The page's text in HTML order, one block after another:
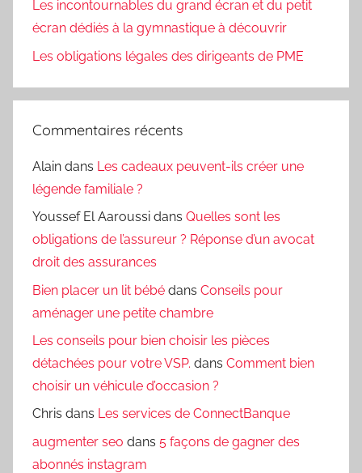
Les incontournables du grand écran et du petit
écran dédiés à la gymnastique à découvrir
Les obligations légales des dirigeants de PME
Commentaires récents
Alain dans Les cadeaux peuvent-ils créer une
légende familiale ?
Youssef El Aaroussi dans Quelles sont les
obligations de l’assureur ? Réponse d’un avocat
droit des assurances
Bien placer un lit bébé dans Conseils pour
aménager une petite chambre
Les conseils pour bien choisir les pièces
détachées pour votre VSP. dans Comment bien
choisir un véhicule d’occasion ?
Chris dans Les services de ConnectBanque
augmenter seo dans 5 façons de gagner des
abonnés instagram